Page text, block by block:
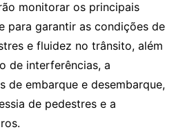
monitorar os principais
para garantir as condições de
e fluidez no trânsito, além
de interferências, a
de embarque e desembarque,
de pedestres e a